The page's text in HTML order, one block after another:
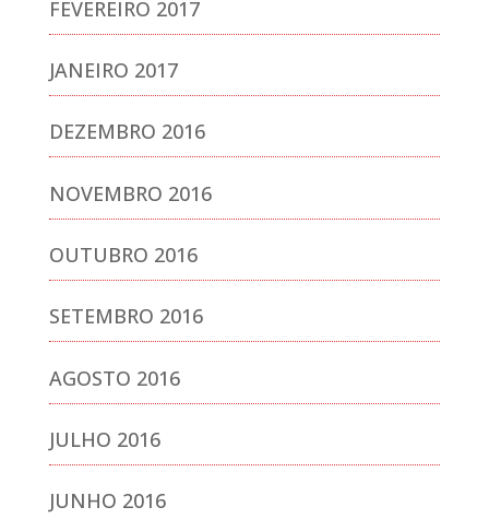
FEVEREIRO 2017
JANEIRO 2017
DEZEMBRO 2016
NOVEMBRO 2016
OUTUBRO 2016
SETEMBRO 2016
AGOSTO 2016
JULHO 2016
JUNHO 2016